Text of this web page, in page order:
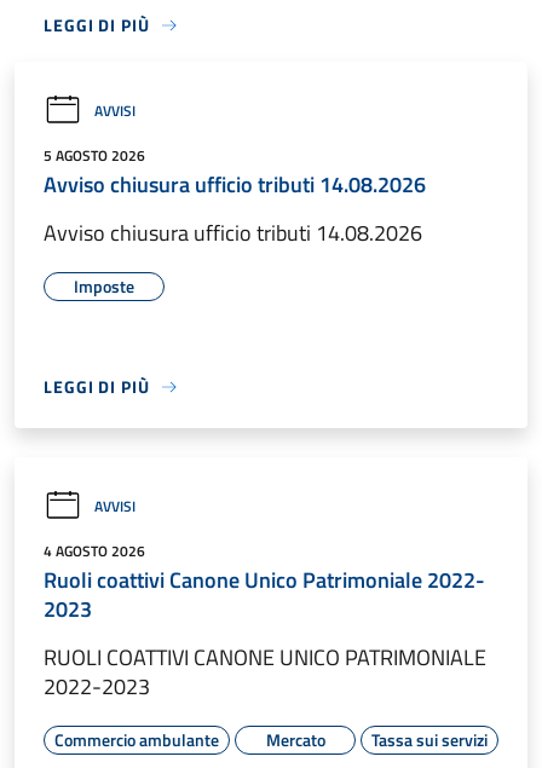
LEGGI DI PIÙ
AVVISI
5 AGOSTO 2026
Avviso chiusura ufficio tributi 14.08.2026
Avviso chiusura ufficio tributi 14.08.2026
Imposte
LEGGI DI PIÙ
AVVISI
4 AGOSTO 2026
Ruoli coattivi Canone Unico Patrimoniale 2022-
2023
RUOLI COATTIVI CANONE UNICO PATRIMONIALE
2022-2023
Commercio ambulante Mercato Tassa sui servizi